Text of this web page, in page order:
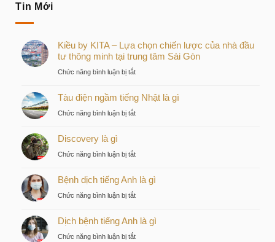
Tin Mới
Kiều by KITA – Lựa chọn chiến lược của nhà đầu
tư thông minh tại trung tâm Sài Gòn
Chức năng bình luận bị tắtở
by
chiến
của
nhà
tư
Tàu điện ngầm tiếng Nhật là gì
Chức năng bình luận bị tắtở
gì
Discovery là gì
Chức năng bình luận bị tắtở
là
Bệnh dịch tiếng Anh là gì
Chức năng bình luận bị tắtở
dịch
Dịch bệnh tiếng Anh là gì
Chức năng bình luận bị tắtở